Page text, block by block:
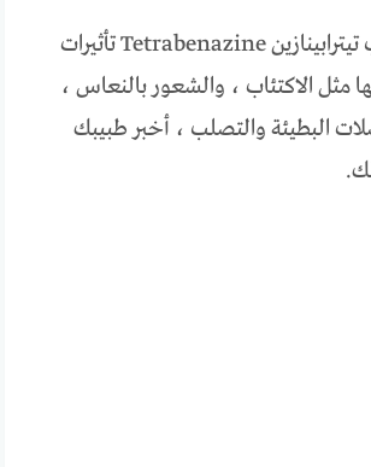
يمكن أن يسبب تيترابينازين Tetrabenazine تأثيرات
مثل الاكتئاب ، والشعور بالنعاس ،
البطيئة والتصلب ، أخبر طبيبك